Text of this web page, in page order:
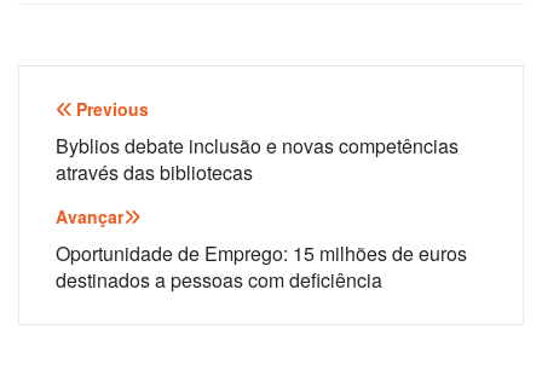
Navegação
de
artigos
Previous
Byblios debate inclusão e novas competências
através das bibliotecas
Avançar
Oportunidade de Emprego: 15 milhões de euros
destinados a pessoas com deficiência